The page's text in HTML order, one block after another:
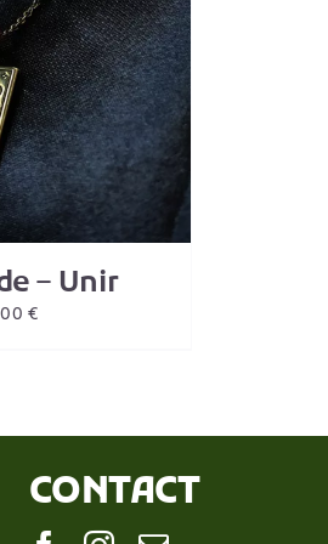
– Unir
€
CONTACT